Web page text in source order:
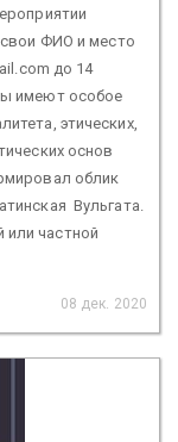
свои ФИО и место
до 14
имеют особое
этических,
основ
облик
Вульгата.
частной
08 дек. 2020